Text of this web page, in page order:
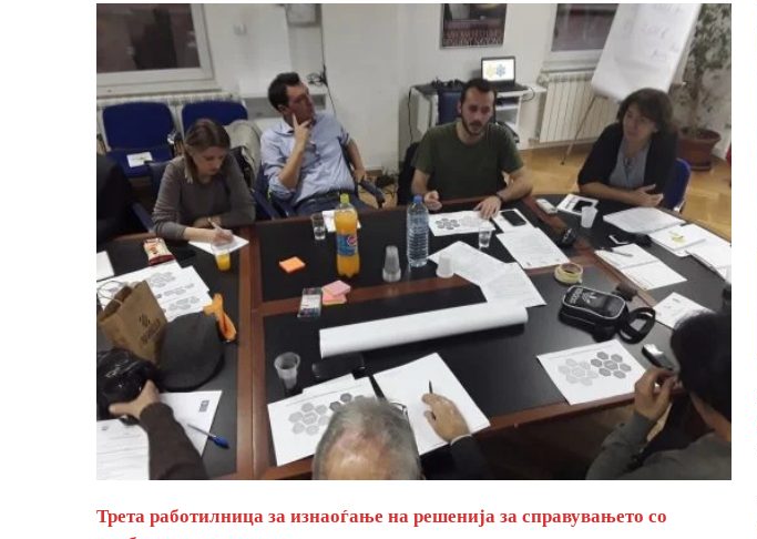
Трета работилница за изнаоѓање на решенија за справувањето со